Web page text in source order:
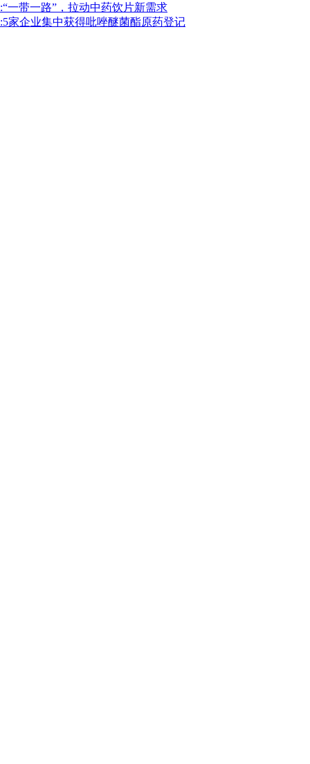
:“一带一路”，拉动中药饮片新需求
:5家企业集中获得吡唑醚菌酯原药登记